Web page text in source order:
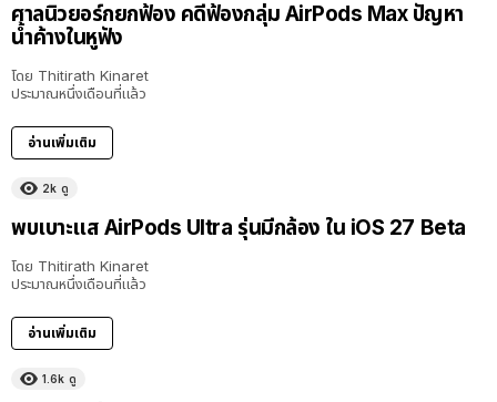
ศาลนิวยอร์กยกฟ้อง คดีฟ้องกลุ่ม AirPods Max ปัญหา
น้ำค้างในหูฟัง
โดย Thitirath Kinaret
ประมาณหนึ่งเดือนที่แล้ว
อ่านเพิ่มเติม
2k ดู
พบเบาะแส AirPods Ultra รุ่นมีกล้อง ใน iOS 27 Beta
โดย Thitirath Kinaret
ประมาณหนึ่งเดือนที่แล้ว
อ่านเพิ่มเติม
1.6k ดู